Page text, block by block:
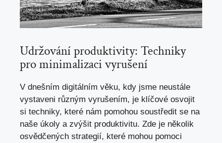
Udržování produktivity: Techniky
pro minimalizaci vyrušení
V dnešním digitálním věku, kdy jsme neustále
vystaveni různým vyrušením, je klíčové osvojit
si techniky, které nám pomohou soustředit se na
naše úkoly a zvýšit produktivitu. Zde je několik
osvědčených strategií, které mohou pomoci